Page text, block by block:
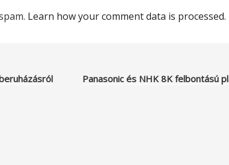
Learn how your comment data is processed.
Panasonic és NHK 8K felbontású